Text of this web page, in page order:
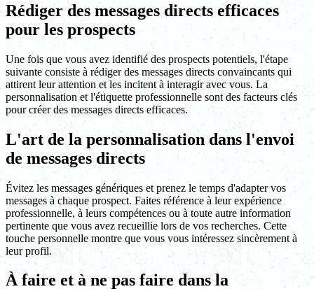
Rédiger des messages directs efficaces
pour les prospects
Une fois que vous avez identifié des prospects potentiels, l'étape
suivante consiste à rédiger des messages directs convaincants qui
attirent leur attention et les incitent à interagir avec vous. La
personnalisation et l'étiquette professionnelle sont des facteurs clés
pour créer des messages directs efficaces.
L'art de la personnalisation dans l'envoi
de messages directs
Évitez les messages génériques et prenez le temps d'adapter vos
messages à chaque prospect. Faites référence à leur expérience
professionnelle, à leurs compétences ou à toute autre information
pertinente que vous avez recueillie lors de vos recherches. Cette
touche personnelle montre que vous vous intéressez sincèrement à
leur profil.
À faire et à ne pas faire dans la